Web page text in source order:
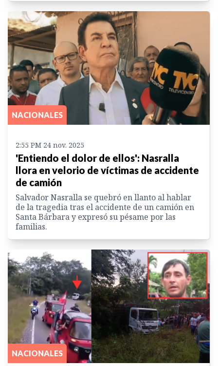
NACIONALES
2:55 PM 24 nov. 2025
'Entiendo el dolor de ellos': Nasralla
llora en velorio de víctimas de accidente
de camión
Salvador Nasralla se quebró en llanto al hablar
de la tragedia tras el accidente de un camión en
Santa Bárbara y expresó su pésame por las
familias.
NACIONALES